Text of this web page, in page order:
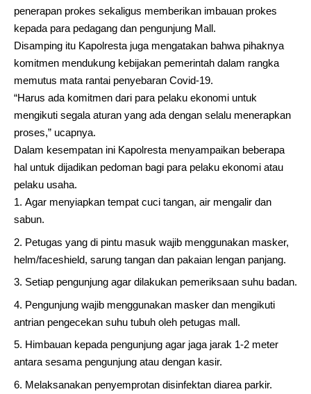
penerapan prokes sekaligus memberikan imbauan prokes
kepada para pedagang dan pengunjung Mall.
Disamping itu Kapolresta juga mengatakan bahwa pihaknya
komitmen mendukung kebijakan pemerintah dalam rangka
memutus mata rantai penyebaran Covid-19.
“Harus ada komitmen dari para pelaku ekonomi untuk
mengikuti segala aturan yang ada dengan selalu menerapkan
proses,” ucapnya.
Dalam kesempatan ini Kapolresta menyampaikan beberapa
hal untuk dijadikan pedoman bagi para pelaku ekonomi atau
pelaku usaha.
Agar menyiapkan tempat cuci tangan, air mengalir dan
sabun.
Petugas yang di pintu masuk wajib menggunakan masker,
helm/faceshield, sarung tangan dan pakaian lengan panjang.
Setiap pengunjung agar dilakukan pemeriksaan suhu badan.
Pengunjung wajib menggunakan masker dan mengikuti
antrian pengecekan suhu tubuh oleh petugas mall.
Himbauan kepada pengunjung agar jaga jarak 1-2 meter
antara sesama pengunjung atau dengan kasir.
Melaksanakan penyemprotan disinfektan diarea parkir.